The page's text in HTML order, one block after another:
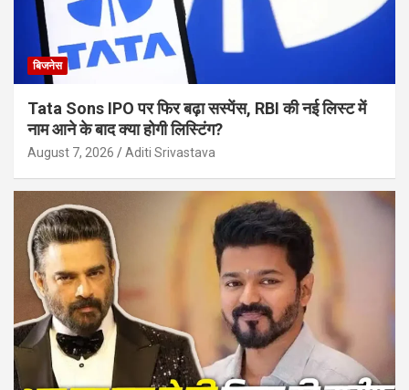
बिजनेस
Tata Sons IPO पर फिर बढ़ा सस्पेंस, RBI की नई लिस्ट में
नाम आने के बाद क्या होगी लिस्टिंग?
August 7, 2026 Aditi Srivastava